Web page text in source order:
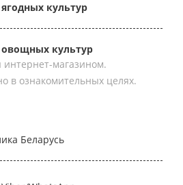
культур
культур
интернет-магазином.
в ознакомительных целях.
Беларусь